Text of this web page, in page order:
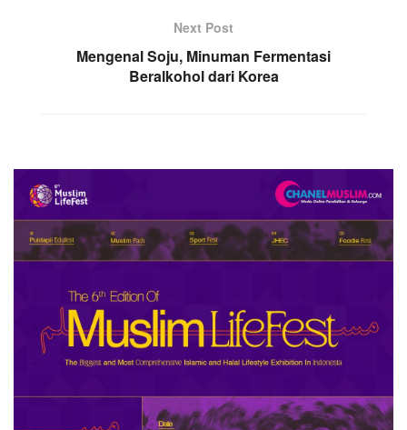
Next Post
Mengenal Soju, Minuman Fermentasi
Beralkohol dari Korea